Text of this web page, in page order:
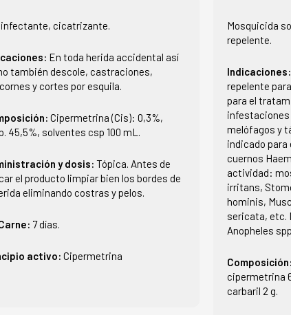
cicatrizante.
En toda herida accidental así
también descole, castraciones,
y cortes por esquila.
Cipermetrina (Cis): 0,3%,
45,5%, solventes csp 100 mL.
y dosis: Tópica. Antes de
el producto limpiar bien los bordes de
eliminando costras y pelos.
7 días.
activo: Cipermetrina
Mosquicida
repelente.
Indicaciones:
repelente
para el
melófagos y
indicado para
cuernos
actividad:
irritans,
hominis,
sericata, etc.
Anopheles spp.
cipermetrina
carbaril 2 g.